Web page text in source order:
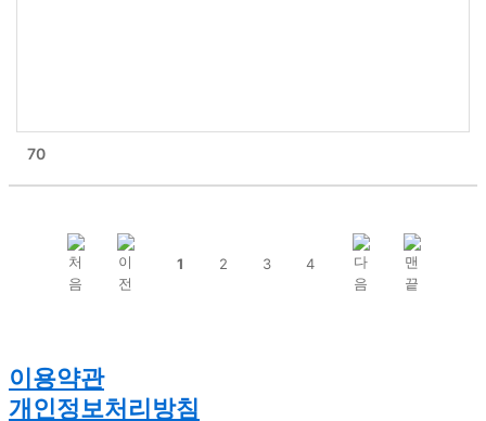
70
1 2 3 4
이용약관
개인정보처리방침